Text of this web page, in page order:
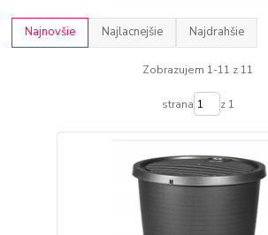
Najnovšie Najlacnejšie Najdrahšie
Zobrazujem 1-11 z 11
strana z 1